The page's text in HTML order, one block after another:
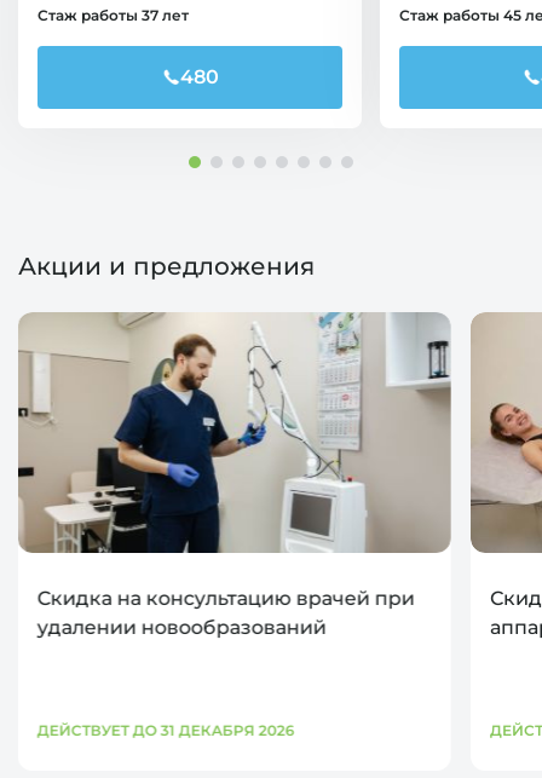
Стаж работы 37 лет
480
Стаж работы 45
Акции и предложения
Скидка на консультацию врачей при
удалении новообразований
ДЕЙСТВУЕТ ДО 31 ДЕКАБРЯ 2026